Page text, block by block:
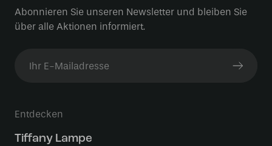
Abonnieren Sie unseren Newsletter und bleiben Sie
über alle Aktionen informiert.
Entdecken
Tiffany Lampe